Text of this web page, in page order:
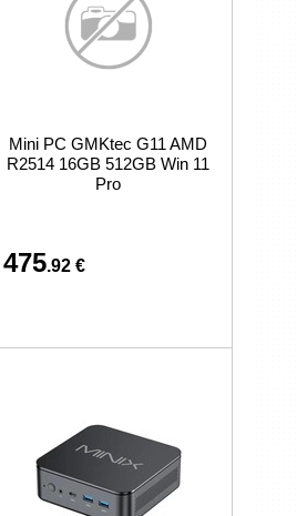
Mini PC GMKtec G11 AMD
R2514 16GB 512GB Win 11
Pro
475.92 €